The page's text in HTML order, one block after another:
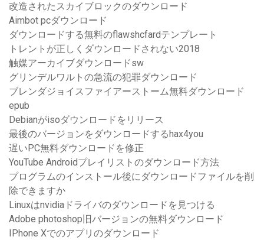
改造されたスカイブロックのダウンロード
Aimbot pcダウンロード
ダウンロードする無料のflawshcfardテンプレート
トレントが正しくダウンロードされない2018
触媒アーカイブダウンロードsw
グリンデルワルトの急流の犯罪ダウンロード
ブレンダジョイスファイアーストーム無料ダウンロード
epub
Debianがisoダウンロードをリリース
最後のバージョンをダウンロードするhax4you
遅いPC無料ダウンロードを修正
YouTube Androidプレイリストのダウンロード方法
プログラムのインストール後にダウンロードファイルを削
除できますか
Linuxはnvidiaドライバのダウンロードを見つける
Adobe photoshop旧バージョンの無料ダウンロード
IPhone Xでのアプリのダウンロード